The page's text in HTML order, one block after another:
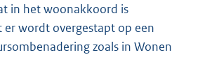
in het woonakkoord is
er wordt overgestapt op een
zoals in Wonen